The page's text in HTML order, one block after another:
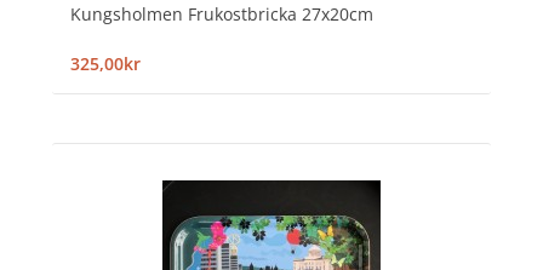
Kungsholmen Frukostbricka 27x20cm
325,00kr